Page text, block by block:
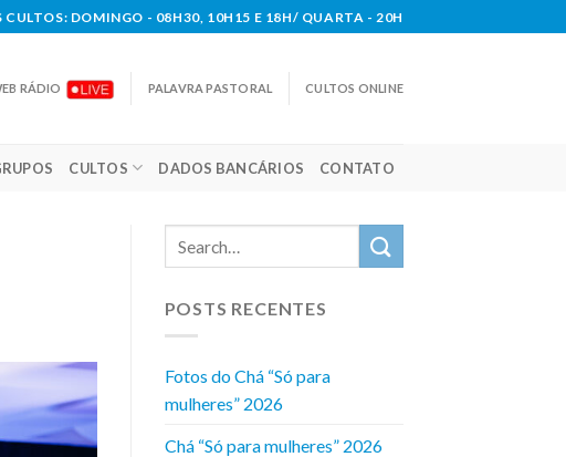
CULTOS: DOMINGO - 08H30, 10H15 E 18H/ QUARTA - 20H
RÁDIO PALAVRA PASTORAL CULTOS ONLINE
CULTOS DADOS BANCÁRIOS CONTATO
POSTS RECENTES
Fotos do Chá “Só para
mulheres” 2026
Chá “Só para mulheres” 2026